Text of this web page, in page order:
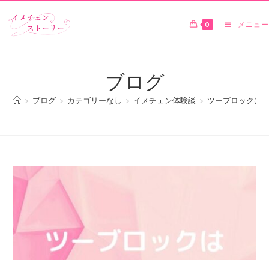
0 メニュー
ブログ
> ブログ > カテゴリーなし > イメチェン体験談 > ツーブロックは